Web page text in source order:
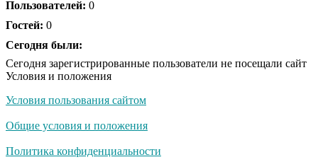
Пользователей: 0
Гостей: 0
Сегодня были:
Сегодня зарегистрированные пользователи не посещали сайт
Условия и положения
Условия пользования сайтом
Общие условия и положения
Политика конфиденциальности